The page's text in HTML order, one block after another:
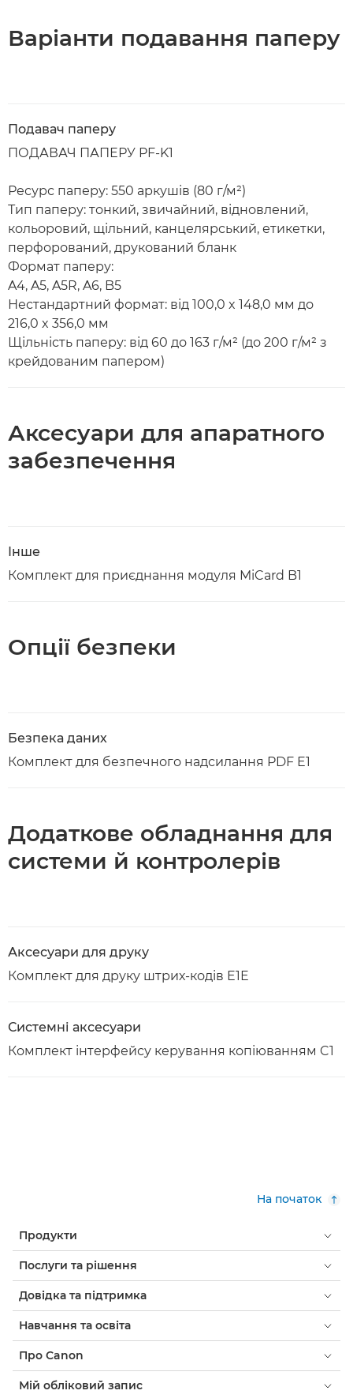
Варіанти подавання паперу
Подавач паперу
ПОДАВАЧ ПАПЕРУ PF-K1
Ресурс паперу: 550 аркушів (80 г/м²)
Тип паперу: тонкий, звичайний, відновлений,
кольоровий, щільний, канцелярський, етикетки,
перфорований, друкований бланк
Формат паперу:
A4, A5, A5R, A6, B5
Нестандартний формат: від 100,0 x 148,0 мм до
216,0 x 356,0 мм
Щільність паперу: від 60 до 163 г/м² (до 200 г/м² з
крейдованим папером)
Аксесуари для апаратного
забезпечення
Інше
Комплект для приєднання модуля MiCard B1
Опції безпеки
Безпека даних
Комплект для безпечного надсилання PDF E1
Додаткове обладнання для
системи й контролерів
Аксесуари для друку
Комплект для друку штрих-кодів E1E
Системні аксесуари
Комплект інтерфейсу керування копіюванням C1
На початок
Продукти
Послуги та рішення
Довідка та підтримка
Навчання та освіта
Про Canon
Мій обліковий запис